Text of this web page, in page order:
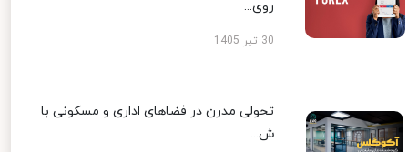
روی...
30 تیر 1405
تحولی مدرن در فضاهای اداری و مسکونی با
ش...